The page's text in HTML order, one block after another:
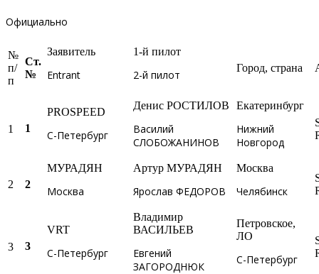
Официально
№
п/
п
Ст.
№
Заявитель
Entrant
1-й пилот
2-й пилот
Город, страна
1 1
PROSPEED
С-Петербург
Денис РОСТИЛОВ
Василий
СЛОБОЖАНИНОВ
Екатеринбург
Нижний
Новгород
2 2
МУРАДЯН
Москва
Артур МУРАДЯН
Ярослав ФЕДОРОВ
Москва
Челябинск
3 3
VRT
С-Петербург
Владимир
ВАСИЛЬЕВ
Евгений
ЗАГОРОДНЮК
Петровское,
ЛО
С-Петербург